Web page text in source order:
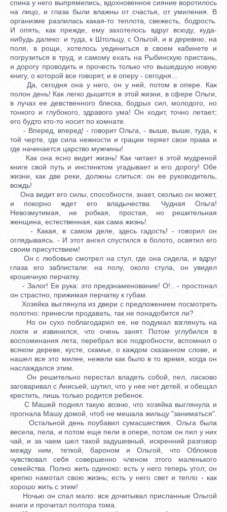
спина у него выпрямились, вдохновенное сияние воротилось
на лицо, и глаза были влажны от счастья, от умиления. В
организме разлилась какая-то теплота, свежесть, бодрость.
И опять, как прежде, ему захотелось вдруг всюду, куда-
нибудь далеко: и туда, к Штольцу, с Ольгой, и в деревню, на
поля, в рощи, хотелось уединиться в своем кабинете и
погрузиться в труд, и самому ехать на Рыбинскую пристань,
и дорогу проводить и прочесть только что вышедшую новую
книгу, о которой все говорят, и в оперу - сегодня...
Да, сегодня она у него, он у ней, потом в опере. Как
полон день! Как легко дышится в этой жизни, в сфере Ольги,
в лучах ее девственного блеска, бодрых сил, молодого, но
тонкого и глубокого, здравого ума! Он ходит, точно летает;
его будто кто-то носит по комнате.
- Вперед, вперед! - говорит Ольга, - выше, выше, туда, к
той черте, где сила нежности и грации теряет свои права и
где начинается царство мужчины!
Как она ясно видит жизнь! Как читает в этой мудреной
книге свой путь и инстинктом угадывает и его дорогу! Обе
жизни, как две реки, должны слиться: он ее руководитель,
вождь!
Она видит его силы, способности, знает, сколько он может,
и покорно ждет его владычества. Чудная Ольга!
Невозмутимая, не робкая, простая, но решительная
женщина, естественная, как сама жизнь!
- Какая, в самом деле, здесь гадость! - говорил он
оглядываясь. - И этот ангел спустился в болото, освятил его
своим присутствием!
Он с любовью смотрел на стул, где она сидела, и вдруг
глаза его заблистали: на полу, около стула, он увидел
крошечную перчатку.
- Залог! Ее рука: это предзнаменование! О!.. - простонал
он страстно, прижимая перчатку к губам.
Хозяйка выглянула из двери с предложением посмотреть
полотно: принесли продавать, так не понадобится ли?
Но он сухо поблагодарил ее, не подумал взглянуть на
локти и извинился, что очень занят. Потом углубился в
воспоминания лета, перебрал все подробности, вспомнил о
всяком дереве, кусте, скамье, о каждом сказанном слове, и
нашел все это милее, нежели как было в то время, когда он
наслаждался этим.
Он решительно перестал владеть собой, пел, ласково
заговаривал с Анисьей, шутил, что у нее нет детей, и обещал
крестить, лишь только родится ребенок.
С Машей поднял такую возню, что хозяйка выглянула и
прогнала Машу домой, чтоб не мешала жильцу "заниматься".
Остальной день поубавил сумасшествия. Ольга была
весела, пела, и потом еще пели в опере, потом он пил у них
чай, и за чаем шел такой задушевный, искренний разговор
между ним, теткой, бароном и Ольгой, что Обломов
чувствовал себя совершенно членом этого маленького
семейства. Полно жить одиноко: есть у него теперь угол; он
крепко намотал свою жизнь; есть у него свет и тепло - как
хорошо жить с этим!
Ночью он спал мало: все дочитывал присланные Ольгой
книги и прочитал полтора тома.